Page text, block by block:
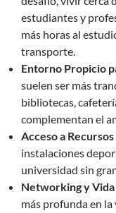
estudiantes y
más horas al
transporte.
Entorno Propicio
suelen ser más
bibliotecas,
complementan el
Acceso a
instalaciones
universidad sin
Networking y
más profunda en la